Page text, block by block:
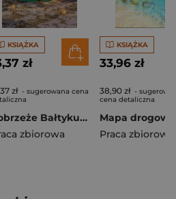
KSIĄŻKA
zł
zł - sugerowana cena
Pobrzeże Bałtyku PLASTIK mapa
zbiorowa
KSIĄŻKA
33,96 zł
38,90 zł -
cena detaliczna
Praca zbiorowa